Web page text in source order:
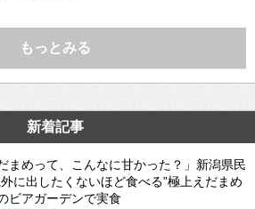
もっとみる
新着記事
だまめって、こんなに甘かった？」新潟県民
に出したくないほど食べる”極上えだまめ
ビアガーデンで実食